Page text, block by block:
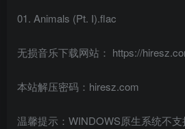
01. Animals (Pt. I).flac
无损音乐下载网站： https://
本站解压密码：hiresz.com
温馨提示：WINDOWS原生系统不支